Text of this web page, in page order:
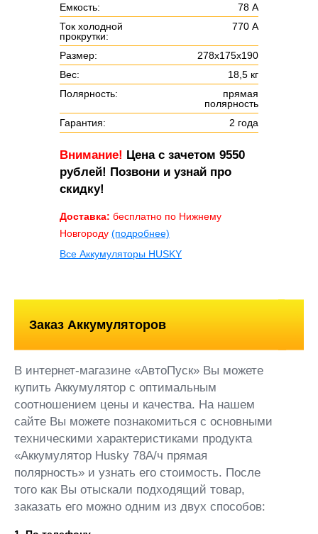
Емкость:
78 А
Ток холодной
прокрутки:
770 А
Размер:
278х175х190
Вес:
18,5 кг
Полярность:
прямая
полярность
Гарантия:
2 года
Внимание! Цена с зачетом 9550
рублей! Позвони и узнай про
скидку!
Доставка: бесплатно по Нижнему
Новгороду (подробнее)
Все Аккумуляторы HUSKY
Заказ Аккумуляторов
В интернет-магазине «АвтоПуск» Вы можете
купить Аккумулятор с оптимальным
соотношением цены и качества. На нашем
сайте Вы можете познакомиться с основными
техническими характеристиками продукта
«Аккумулятор Husky 78А/ч прямая
полярнoсть» и узнать его стоимость. После
того как Вы отыскали подходящий товар,
заказать его можно одним из двух способов: